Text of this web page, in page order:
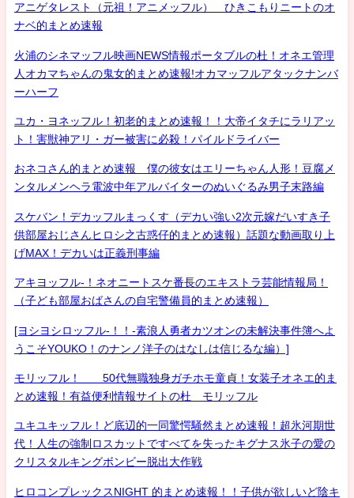
アニゲタレスト（元祖！アニメッフル） ひきこもりニートのオ
ナベ的まとめ速報
火浦のシネマッフル映画NEWS情報ポータブルの杜！オネエ管理
人オカマちゃんの鬼女的まとめ速報!オカマッフルアタックナンバ
ーハーフ
ユカ・ヨネッフル！初老的まとめ速報！！大帝イタチにラリアッ
ト！害獣神アリ・ガー被害に必殺！パイルドライバー
おネコさん的まとめ速報 僕の彼女はエリーちゃん人形！豆腐メ
ンタルメンヘラ電波中年アルバイターのぬいぐるみ男子末路編
スケバン！デカッフルまっくす（デカい強い2次元嫁だいすき子
供部屋おじさんヒロシ之古惑仔的まとめ速報）話題な動画取り上
げMAX！デカいは正義刑事編
アキヨッフル-！ネオニートスケ番長のエキストラ芸能情報局！
（子ども部屋おばさんの自宅警備員的まとめ速報）
[ヨシヨシロッフル-！！-素浪人勇者カツオンの未解決事件簿へよ
うこそYOUKO！のナンノ洋子のはなしは信じるな編）]
モリッフル！ 50代無職独身ガチホモ童貞！女装子オネエ的ま
とめ速報！有益便利情報サイトの杜 モリッフル
ユキユキッフル！ど底辺的一同驚愕騒然まとめ速報！超氷河期世
代！人生の強制ロスカットですべてを失ったキグナス氷子の愛の
クリスタルキングボンビー脱出大作戦
ヒロコンプレックスNIGHT 的まとめ速報！！子供が欲しいど陰キ